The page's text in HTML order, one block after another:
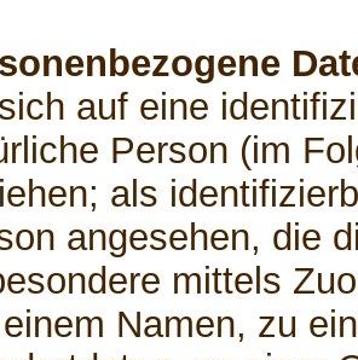
auf eine
Person (im
als
angesehen, die
mittels
Namen, zu